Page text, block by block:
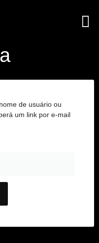
de usuário ou
um link por e-mail